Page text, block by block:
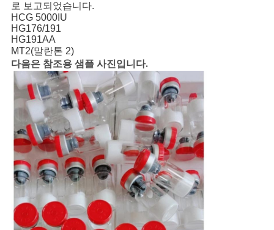
로 보고되었습니다.
HCG 5000IU
HG176/191
HG191AA
MT2(말란톤 2)
다음은 참조용 샘플 사진입니다.